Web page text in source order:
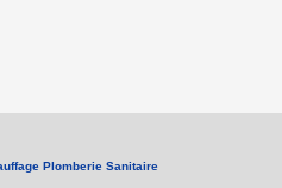
Plomberie Sanitaire